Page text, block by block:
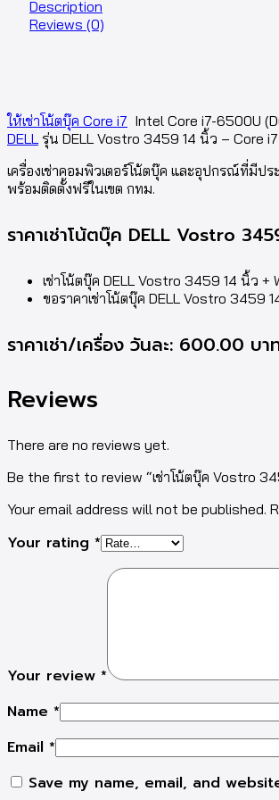
Description
Reviews (0)
ให้เช่าโน้ตบุ๊ค Core i7 Intel Core i7-6500U
DELL รุ่น DELL Vostro 3459 14 นิ้ว – Core i7
เครื่องเช่าคอมพิวเตอร์โน้ตบุ๊ค และอุปกรณ์ที่มีป
พร้อมติดตั้งฟรีในเขต กทม.
ราคาเช่าโน้ตบุ๊ค DELL Vostro
เช่าโน้ตบุ๊ค DELL Vostro 3459 14 นิ้ว
ขอราคาเช่าโน้ตบุ๊ค DELL Vostro 3459
ราคาเช่า/เครื่อง วันละ: 600.00 บา
Reviews
There are no reviews yet.
Be the first to review “เช่าโน้ตบุ๊ค Vostro
Your email address will not be published.
Your rating *
Your review *
Name *
Email *
Save my name, email, and